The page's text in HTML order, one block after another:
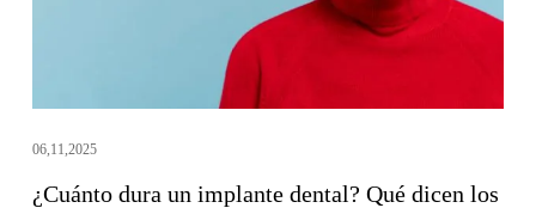
clínicos
06,11,2025
¿Cuánto dura un implante dental? Qué dicen los